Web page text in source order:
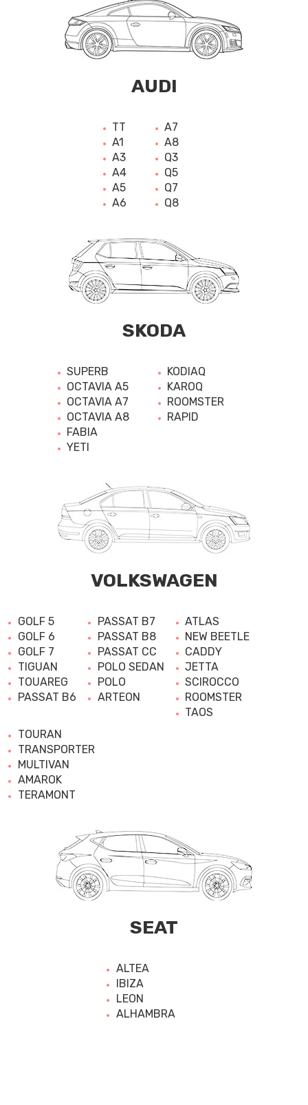
AUDI
TT
A1
A3
A4
A5
A6
A7
A8
Q3
Q5
Q7
Q8
SKODA
SUPERB
OCTAVIA A5
OCTAVIA A7
OCTAVIA A8
FABIA
YETI
KODIAQ
KAROQ
ROOMSTER
RAPID
VOLKSWAGEN
GOLF 5
GOLF 6
GOLF 7
TIGUAN
TOUAREG
PASSAT B6
PASSAT B7
PASSAT B8
PASSAT CC
POLO SEDAN
POLO
ARTEON
ATLAS
NEW BEETLE
CADDY
JETTA
SCIROCCO
ROOMSTER
TAOS
TOURAN
TRANSPORTER
MULTIVAN
AMAROK
TERAMONT
SEAT
ALTEA
IBIZA
LEON
ALHAMBRA